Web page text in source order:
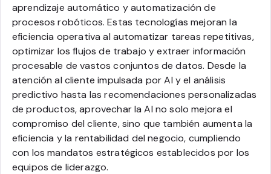
aprendizaje automático y automatización de
procesos robóticos. Estas tecnologías mejoran la
eficiencia operativa al automatizar tareas repetitivas,
optimizar los flujos de trabajo y extraer información
procesable de vastos conjuntos de datos. Desde la
atención al cliente impulsada por AI y el análisis
predictivo hasta las recomendaciones personalizadas
de productos, aprovechar la AI no solo mejora el
compromiso del cliente, sino que también aumenta la
eficiencia y la rentabilidad del negocio, cumpliendo
con los mandatos estratégicos establecidos por los
equipos de liderazgo.